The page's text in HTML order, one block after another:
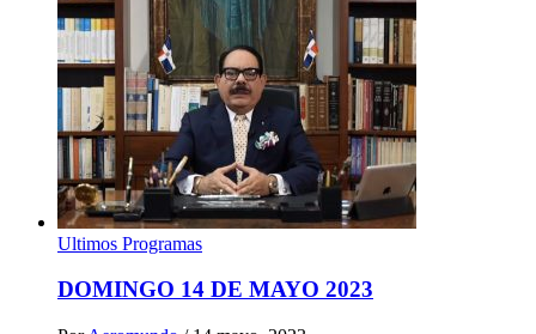
Ultimos Programas
DOMINGO 14 DE MAYO 2023